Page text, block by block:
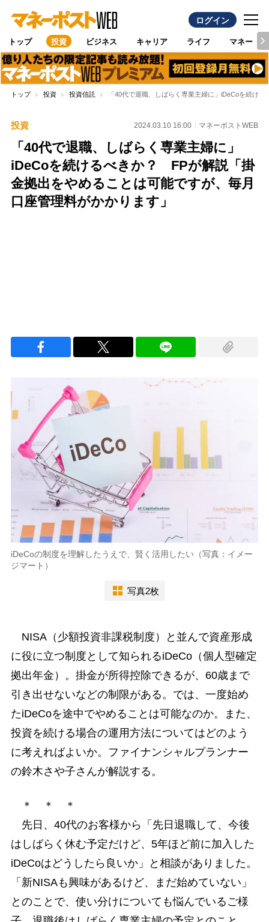
ログイン
トップ 投資 ビジネス キャリア ライフ マネー
トップ 投資 投資信託 「40代で退職、しばらく専業主婦に」iDeCoを続け
投資 2024.03.10 16:00 マネーポストWEB
「40代で退職、しばらく専業主婦に」
iDeCoを続けるべきか？ FPが解説「掛
金拠出をやめることは可能ですが、毎月
口座管理料がかかります」
iDeCoの制度を理解したうえで、賢く活用したい（写真：イメー
ジマート）
写真2枚
NISA（少額投資非課税制度）と並んで資産形成
に役に立つ制度として知られるiDeCo（個人型確定
拠出年金）。掛金が所得控除できるが、60歳まで
引き出せないなどの制限がある。では、一度始め
たiDeCoを途中でやめることは可能なのか。また、
投資を続ける場合の運用方法についてはどのよう
に考えればよいか。ファイナンシャルプランナー
の鈴木さや子さんが解説する。
＊ ＊ ＊
先日、40代のお客様から「先日退職して、今後
はしばらく休む予定だけど、5年ほど前に加入した
iDeCoはどうしたら良いか」と相談がありました。
「新NISAも興味があるけど、まだ始めていない」
とのことで、使い分けについても悩んでいるご様